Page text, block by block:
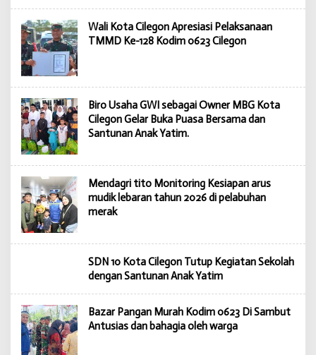
Wali Kota Cilegon Apresiasi Pelaksanaan
TMMD Ke-128 Kodim 0623 Cilegon
Biro Usaha GWI sebagai Owner MBG Kota
Cilegon Gelar Buka Puasa Bersama dan
Santunan Anak Yatim.
Mendagri tito Monitoring Kesiapan arus
mudik lebaran tahun 2026 di pelabuhan
merak
SDN 10 Kota Cilegon Tutup Kegiatan Sekolah
dengan Santunan Anak Yatim
Bazar Pangan Murah Kodim 0623 Di Sambut
Antusias dan bahagia oleh warga